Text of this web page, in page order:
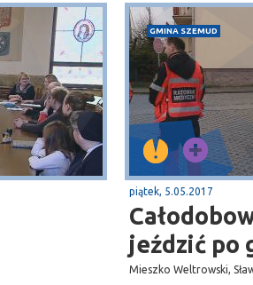
GMINA SZEMUD
piątek, 5.05.2017
jeździć po
Mieszko Weltrowski,
Puck
Przystań, molo